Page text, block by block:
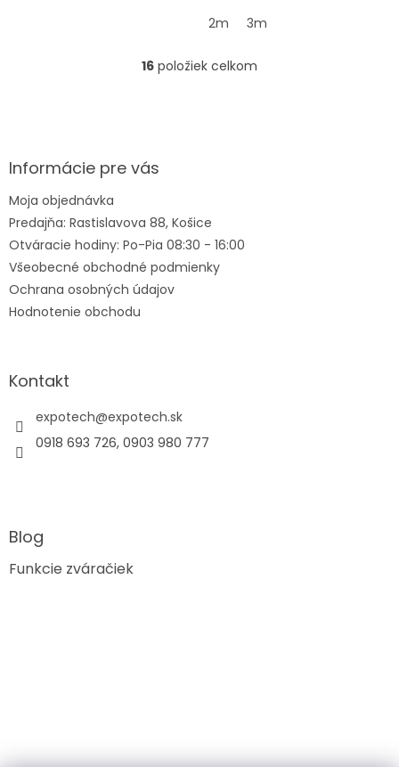
2m
3m
O
p
r
v
k
16 položiek celkom
ä
e
Informácie pre vás
Moja objednávka
Predajňa: Rastislavova 88, Košice
Otváracie hodiny: Po-Pia 08:30 - 16:00
Všeobecné obchodné podmienky
Ochrana osobných údajov
Hodnotenie obchodu
Kontakt
expotech@expotech.sk
0918 693 726, 0903 980 777
Blog
Funkcie zváračiek